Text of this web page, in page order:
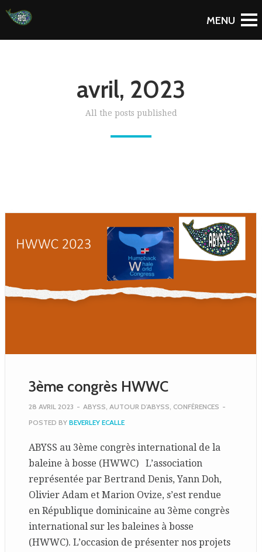
avril, 2023
All the posts published
3ème congrès HWWC
28 AVRIL 2023 - ABYSS, AUTOUR D'ABYSS, CONFÉRENCES -
POSTED BY BEVERLEY ECALLE
ABYSS au 3ème congrès international de la
baleine à bosse (HWWC) L’association
représentée par Bertrand Denis, Yann Doh,
Olivier Adam et Marion Ovize, s’est rendue
en République dominicaine au 3ème congrès
international sur les baleines à bosse
(HWWC). L’occasion de présenter nos projets